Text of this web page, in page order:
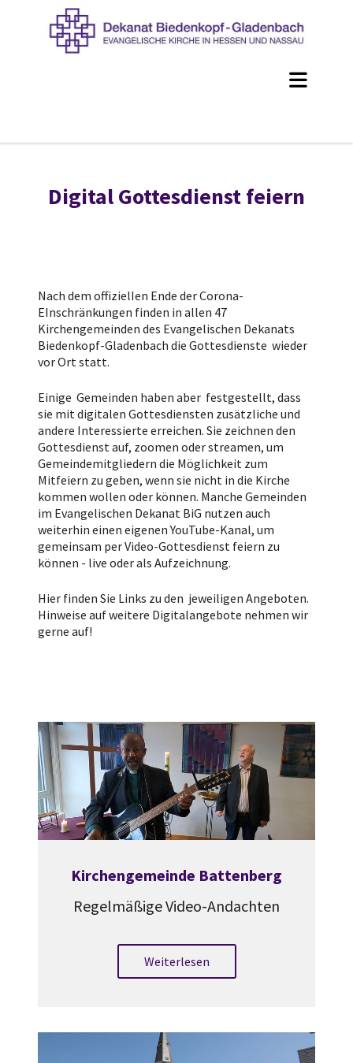
Digital Gottesdienst feiern
Nach dem offizielIen Ende der Corona-
EInschränkungen finden in allen 47
Kirchengemeinden des Evangelischen Dekanats
Biedenkopf-Gladenbach die Gottesdienste wieder
vor Ort statt.
Einige Gemeinden haben aber festgestellt, dass
sie mit digitalen Gottesdiensten zusätzliche und
andere Interessierte erreichen. Sie zeichnen den
Gottesdienst auf, zoomen oder streamen, um
Gemeindemitgliedern die Möglichkeit zum
Mitfeiern zu geben, wenn sie nicht in die Kirche
kommen wollen oder können. Manche Gemeinden
im Evangelischen Dekanat BiG nutzen auch
weiterhin einen eigenen YouTube-Kanal, um
gemeinsam per Video-Gottesdienst feiern zu
können - live oder als Aufzeichnung.
Hier finden Sie Links zu den jeweiligen Angeboten.
Hinweise auf weitere Digitalangebote nehmen wir
gerne auf!
Kirchengemeinde Battenberg
Regelmäßige Video-Andachten
Weiterlesen